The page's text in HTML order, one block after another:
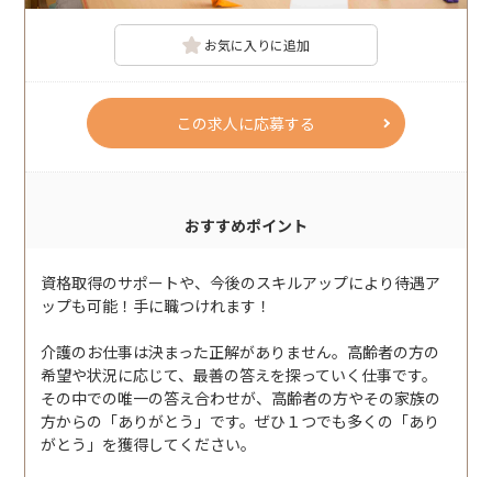
お気に入りに追加
この求人に応募する
おすすめポイント
資格取得のサポートや、今後のスキルアップにより待遇ア
ップも可能！手に職つけれます！
介護のお仕事は決まった正解がありません。高齢者の方の
希望や状況に応じて、最善の答えを探っていく仕事です。
その中での唯一の答え合わせが、高齢者の方やその家族の
方からの「ありがとう」です。ぜひ１つでも多くの「あり
がとう」を獲得してください。